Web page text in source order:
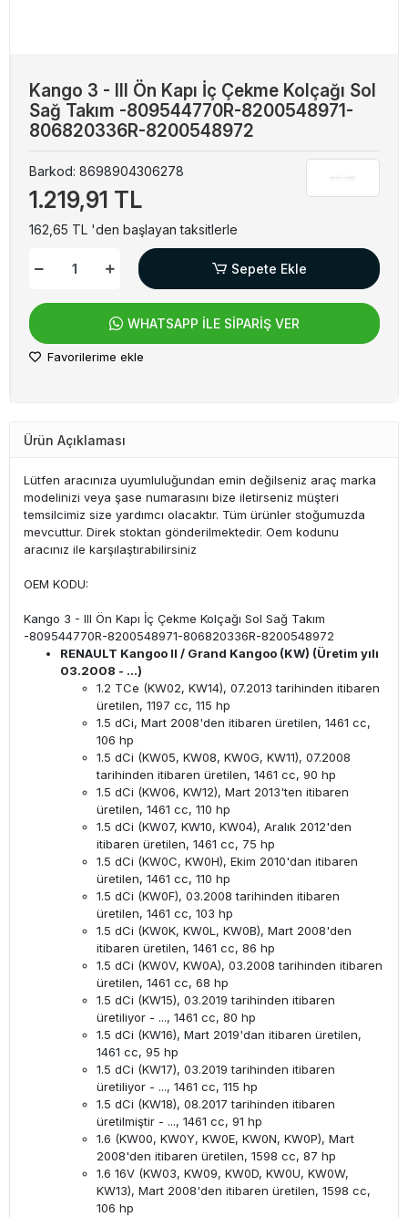
Kango 3 - III Ön Kapı İç Çekme Kolçağı Sol
Sağ Takım -809544770R-8200548971-
806820336R-8200548972
Barkod: 8698904306278
1.219,91 TL
162,65 TL 'den başlayan taksitlerle
Sepete Ekle
WHATSAPP İLE SİPARİŞ VER
Favorilerime ekle
Ürün Açıklaması
Lütfen aracınıza uyumluluğundan emin değilseniz araç marka
modelinizi veya şase numarasını bize iletirseniz müşteri
temsilcimiz size yardımcı olacaktır. Tüm ürünler stoğumuzda
mevcuttur. Direk stoktan gönderilmektedir. Oem kodunu
aracınız ile karşılaştırabilirsiniz
OEM KODU:
Kango 3 - III Ön Kapı İç Çekme Kolçağı Sol Sağ Takım
-809544770R-8200548971-806820336R-8200548972
RENAULT Kangoo II / Grand Kangoo (KW) (Üretim yılı
03.2008 - ...)
1.2 TCe (KW02, KW14), 07.2013 tarihinden itibaren
üretilen, 1197 cc, 115 hp
1.5 dCi, Mart 2008'den itibaren üretilen, 1461 cc,
106 hp
1.5 dCi (KW05, KW08, KW0G, KW11), 07.2008
tarihinden itibaren üretilen, 1461 cc, 90 hp
1.5 dCi (KW06, KW12), Mart 2013'ten itibaren
üretilen, 1461 cc, 110 hp
1.5 dCi (KW07, KW10, KW04), Aralık 2012'den
itibaren üretilen, 1461 cc, 75 hp
1.5 dCi (KW0C, KW0H), Ekim 2010'dan itibaren
üretilen, 1461 cc, 110 hp
1.5 dCi (KW0F), 03.2008 tarihinden itibaren
üretilen, 1461 cc, 103 hp
1.5 dCi (KW0K, KW0L, KW0B), Mart 2008'den
itibaren üretilen, 1461 cc, 86 hp
1.5 dCi (KW0V, KW0A), 03.2008 tarihinden itibaren
üretilen, 1461 cc, 68 hp
1.5 dCi (KW15), 03.2019 tarihinden itibaren
üretiliyor - ..., 1461 cc, 80 hp
1.5 dCi (KW16), Mart 2019'dan itibaren üretilen,
1461 cc, 95 hp
1.5 dCi (KW17), 03.2019 tarihinden itibaren
üretiliyor - ..., 1461 cc, 115 hp
1.5 dCi (KW18), 08.2017 tarihinden itibaren
üretilmiştir - ..., 1461 cc, 91 hp
1.6 (KW00, KW0Y, KW0E, KW0N, KW0P), Mart
2008'den itibaren üretilen, 1598 cc, 87 hp
1.6 16V (KW03, KW09, KW0D, KW0U, KW0W,
KW13), Mart 2008'den itibaren üretilen, 1598 cc,
106 hp